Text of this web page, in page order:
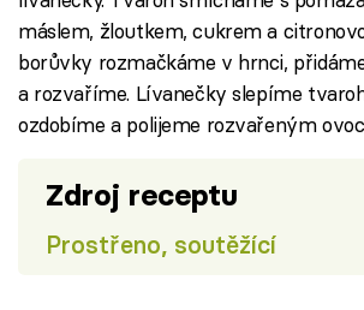
máslem, žloutkem, cukrem a
borůvky rozmačkáme v hrnci,
a rozvaříme. Lívanečky slepíme
ozdobíme a polijeme rozvařeným
Zdroj receptu
Prostřeno, soutěžící